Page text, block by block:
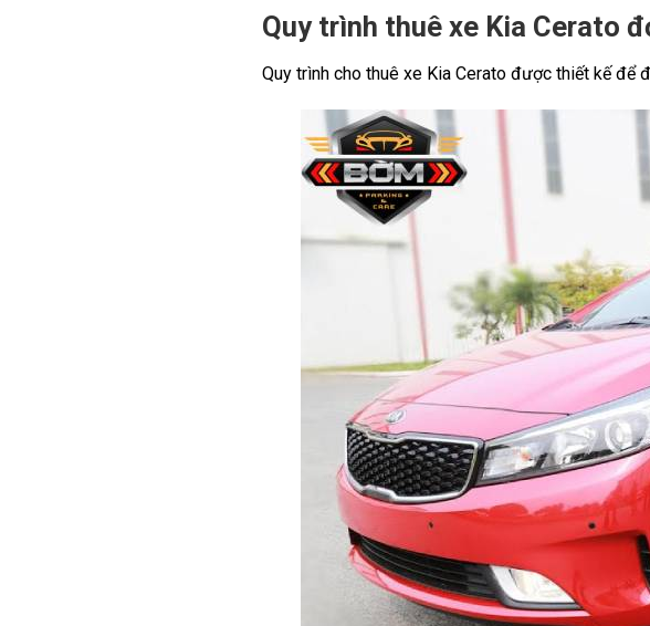
Quy trình thuê xe Kia Cerato
Quy trình cho thuê xe Kia Cerato được thiết kế để